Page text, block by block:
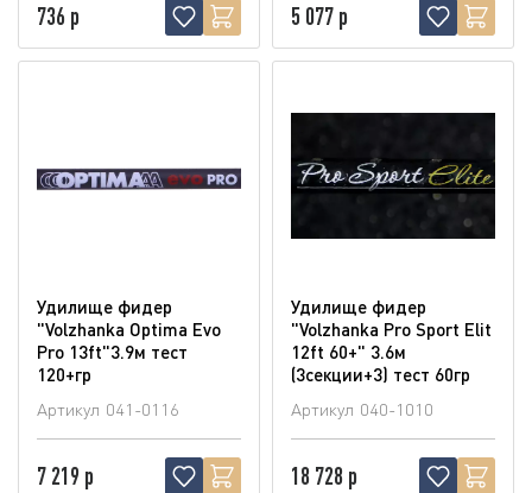
736 р 5 077 р
Удилище фидер
"Volzhanka Optima Evo
Pro 13ft"3.9м тест
120+гр
Артикул 041-0116
7 219 р
Удилище фидер
"Volzhanka Pro Sport Elit
12ft 60+" 3.6м
(3секции+3) тест 60гр
Артикул 040-1010
18 728 р